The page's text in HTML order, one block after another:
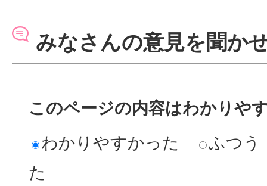
みなさんの意見を聞か
このページの内容はわかりや
わかりやすかった
ふつう
た